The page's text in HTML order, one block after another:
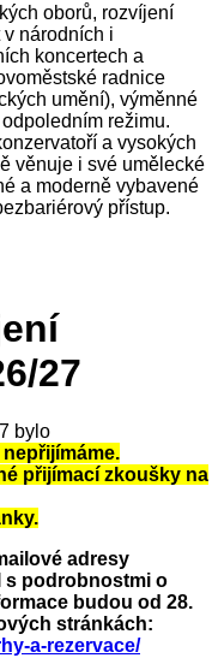
oborů, rozvíjení
národních i
koncertech a
radnice
umění), výměnné
režimu.
a vysokých
věnuje i své umělecké
a moderně vybavené
přístup.
27
bylo
přijímací zkoušky na
adresy
s podrobnostmi o
budou od 28.
stránkách:
a-rezervace/